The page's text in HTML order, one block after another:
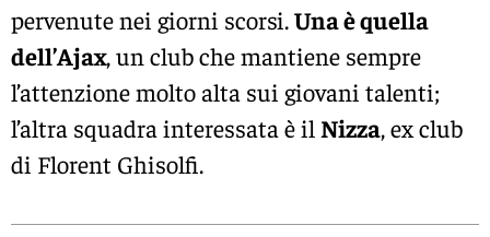
pervenute nei giorni scorsi.Una è quella
dell’Ajax, un club che mantiene sempre
l’attenzione molto alta sui giovani talenti;
l’altra squadra interessata è il Nizza, ex club
di Florent Ghisolfi.